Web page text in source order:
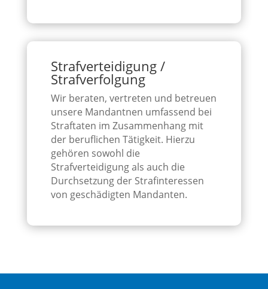
Strafverteidigung /
Strafverfolgung
Wir beraten, vertreten und betreuen
unsere Mandantnen umfassend bei
Straftaten im Zusammenhang mit
der beruflichen Tätigkeit. Hierzu
gehören sowohl die
Strafverteidigung als auch die
Durchsetzung der Strafinteressen
von geschädigten Mandanten.